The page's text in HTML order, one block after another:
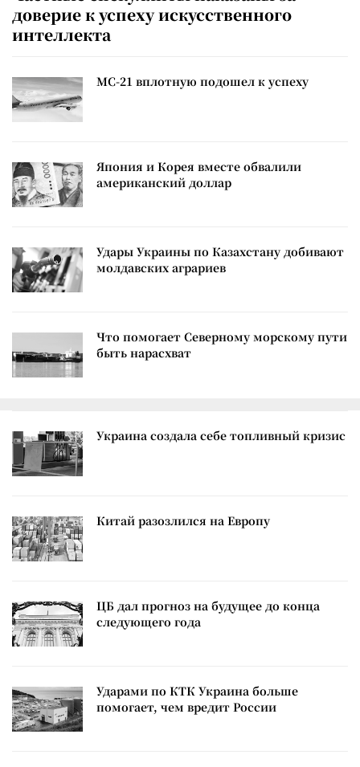
доверие к успеху искусственного
интеллекта
МС-21 вплотную подошел к успеху
Япония и Корея вместе обвалили
американский доллар
Удары Украины по Казахстану добивают
молдавских аграриев
Что помогает Северному морскому пути
быть нарасхват
Украина создала себе топливный кризис
Китай разозлился на Европу
ЦБ дал прогноз на будущее до конца
следующего года
Ударами по КТК Украина больше
помогает, чем вредит России